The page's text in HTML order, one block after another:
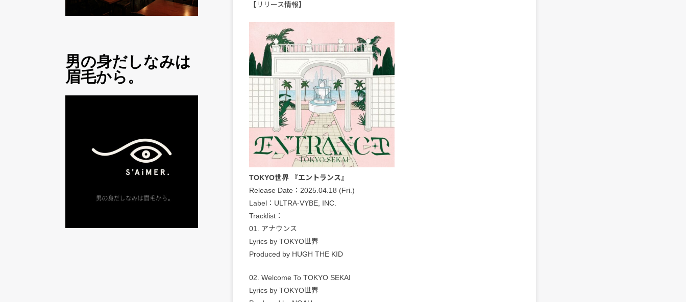
男の身だしなみは
眉毛から。
【リリース情報】
TOKYO世界 『エントランス』
Release Date：2025.04.18 (Fri.)
Label：ULTRA-VYBE, INC.
Tracklist：
01. アナウンス
Lyrics by TOKYO世界
Produced by HUGH THE KID
02. Welcome To TOKYO SEKAI
Lyrics by TOKYO世界